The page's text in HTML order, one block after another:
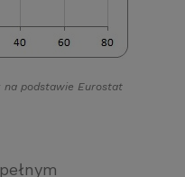
podstawie Eurostat